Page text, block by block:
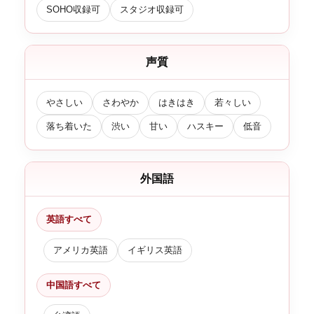
SOHO収録可 スタジオ収録可
声質
やさしい さわやか はきはき 若々しい
落ち着いた 渋い 甘い ハスキー 低音
外国語
英語すべて
アメリカ英語 イギリス英語
中国語すべて